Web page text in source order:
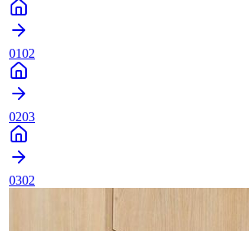
0102
0203
0302